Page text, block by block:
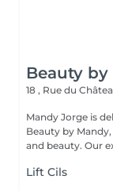
Beauty
18 , Rue du
Mandy Jorge is
Beauty by
and
Lift Cils